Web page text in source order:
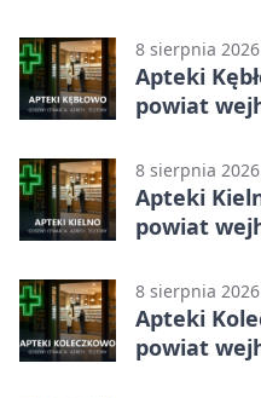
8 sierpnia 2026
Apteki
powiat
8 sierpnia 2026
Apteki
powiat
8 sierpnia 2026
Apteki
powiat